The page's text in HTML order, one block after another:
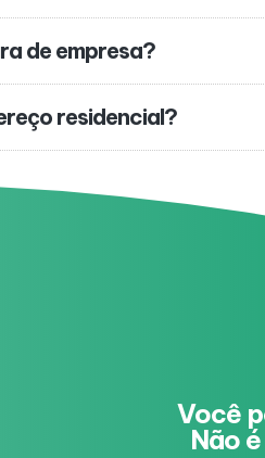
de empresa?
residencial?
Você
Não